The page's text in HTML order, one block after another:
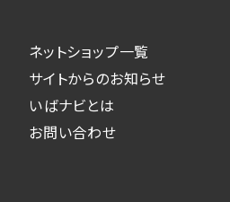
求人広告に応募した際の
店舗への来店予約を登録
答
個人情報は、ご本人の意
ネットショップ一覧
サイトからのお知らせ
いばナビとは
お問い合わせ